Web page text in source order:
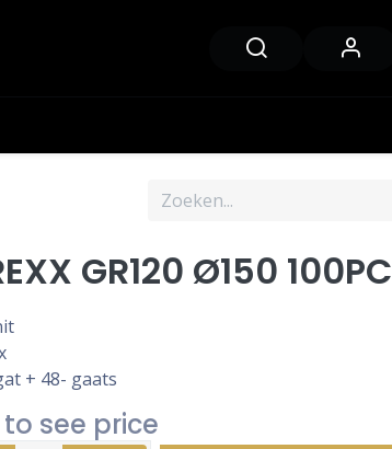
GR120 Ø150 100PC
+ 48- gaats
to see price